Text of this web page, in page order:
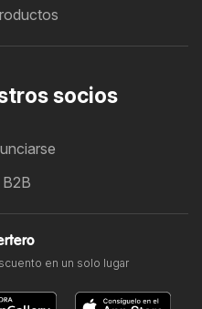
socios
en un solo lugar